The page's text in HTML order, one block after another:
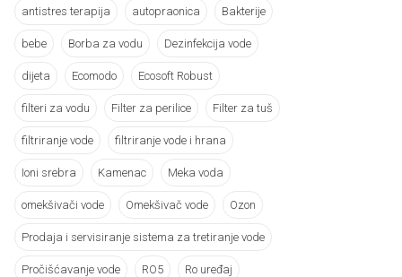
antistres terapija autopraonica Bakterije
bebe Borba za vodu Dezinfekcija vode
dijeta Ecomodo Ecosoft Robust
filteri za vodu Filter za perilice Filter za tuš
filtriranje vode filtriranje vode i hrana
Ioni srebra Kamenac Meka voda
omekšivači vode Omekšivač vode Ozon
Prodaja i servisiranje sistema za tretiranje vode
Pročišćavanje vode RO5 Ro uređaj